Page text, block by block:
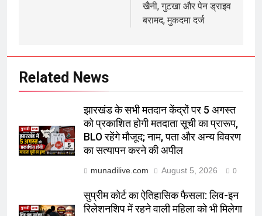
खैनी, गुटखा और पेन ड्राइव
बरामद, मुकदमा दर्ज
Related News
झारखंड के सभी मतदान केंद्रों पर 5 अगस्त
को प्रकाशित होगी मतदाता सूची का प्रारूप,
BLO रहेंगे मौजूद; नाम, पता और अन्य विवरण
का सत्यापन करने की अपील
munadilive.com August 5, 2026 0
सुप्रीम कोर्ट का ऐतिहासिक फैसला: लिव-इन
रिलेशनशिप में रहने वाली महिला को भी मिलेगा